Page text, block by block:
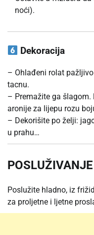
noći).
Dekoracija
– Ohlađeni rolat
tacnu.
– Premažite ga šlagom.
aronije za lijepu rozu
– Dekorišite po želji:
u prahu…
POSLUŽIVANJE
Poslužite hladno, iz
za proljetne i ljetne